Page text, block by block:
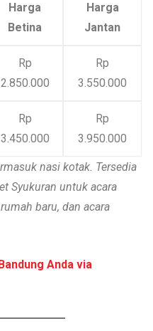
Harga
Betina
Harga
Jantan
Rp
2.850.000
Rp
3.550.000
Rp
3.450.000
Rp
3.950.000
nasi kotak. Tersedia
Syukuran untuk acara
baru, dan acara
Anda via